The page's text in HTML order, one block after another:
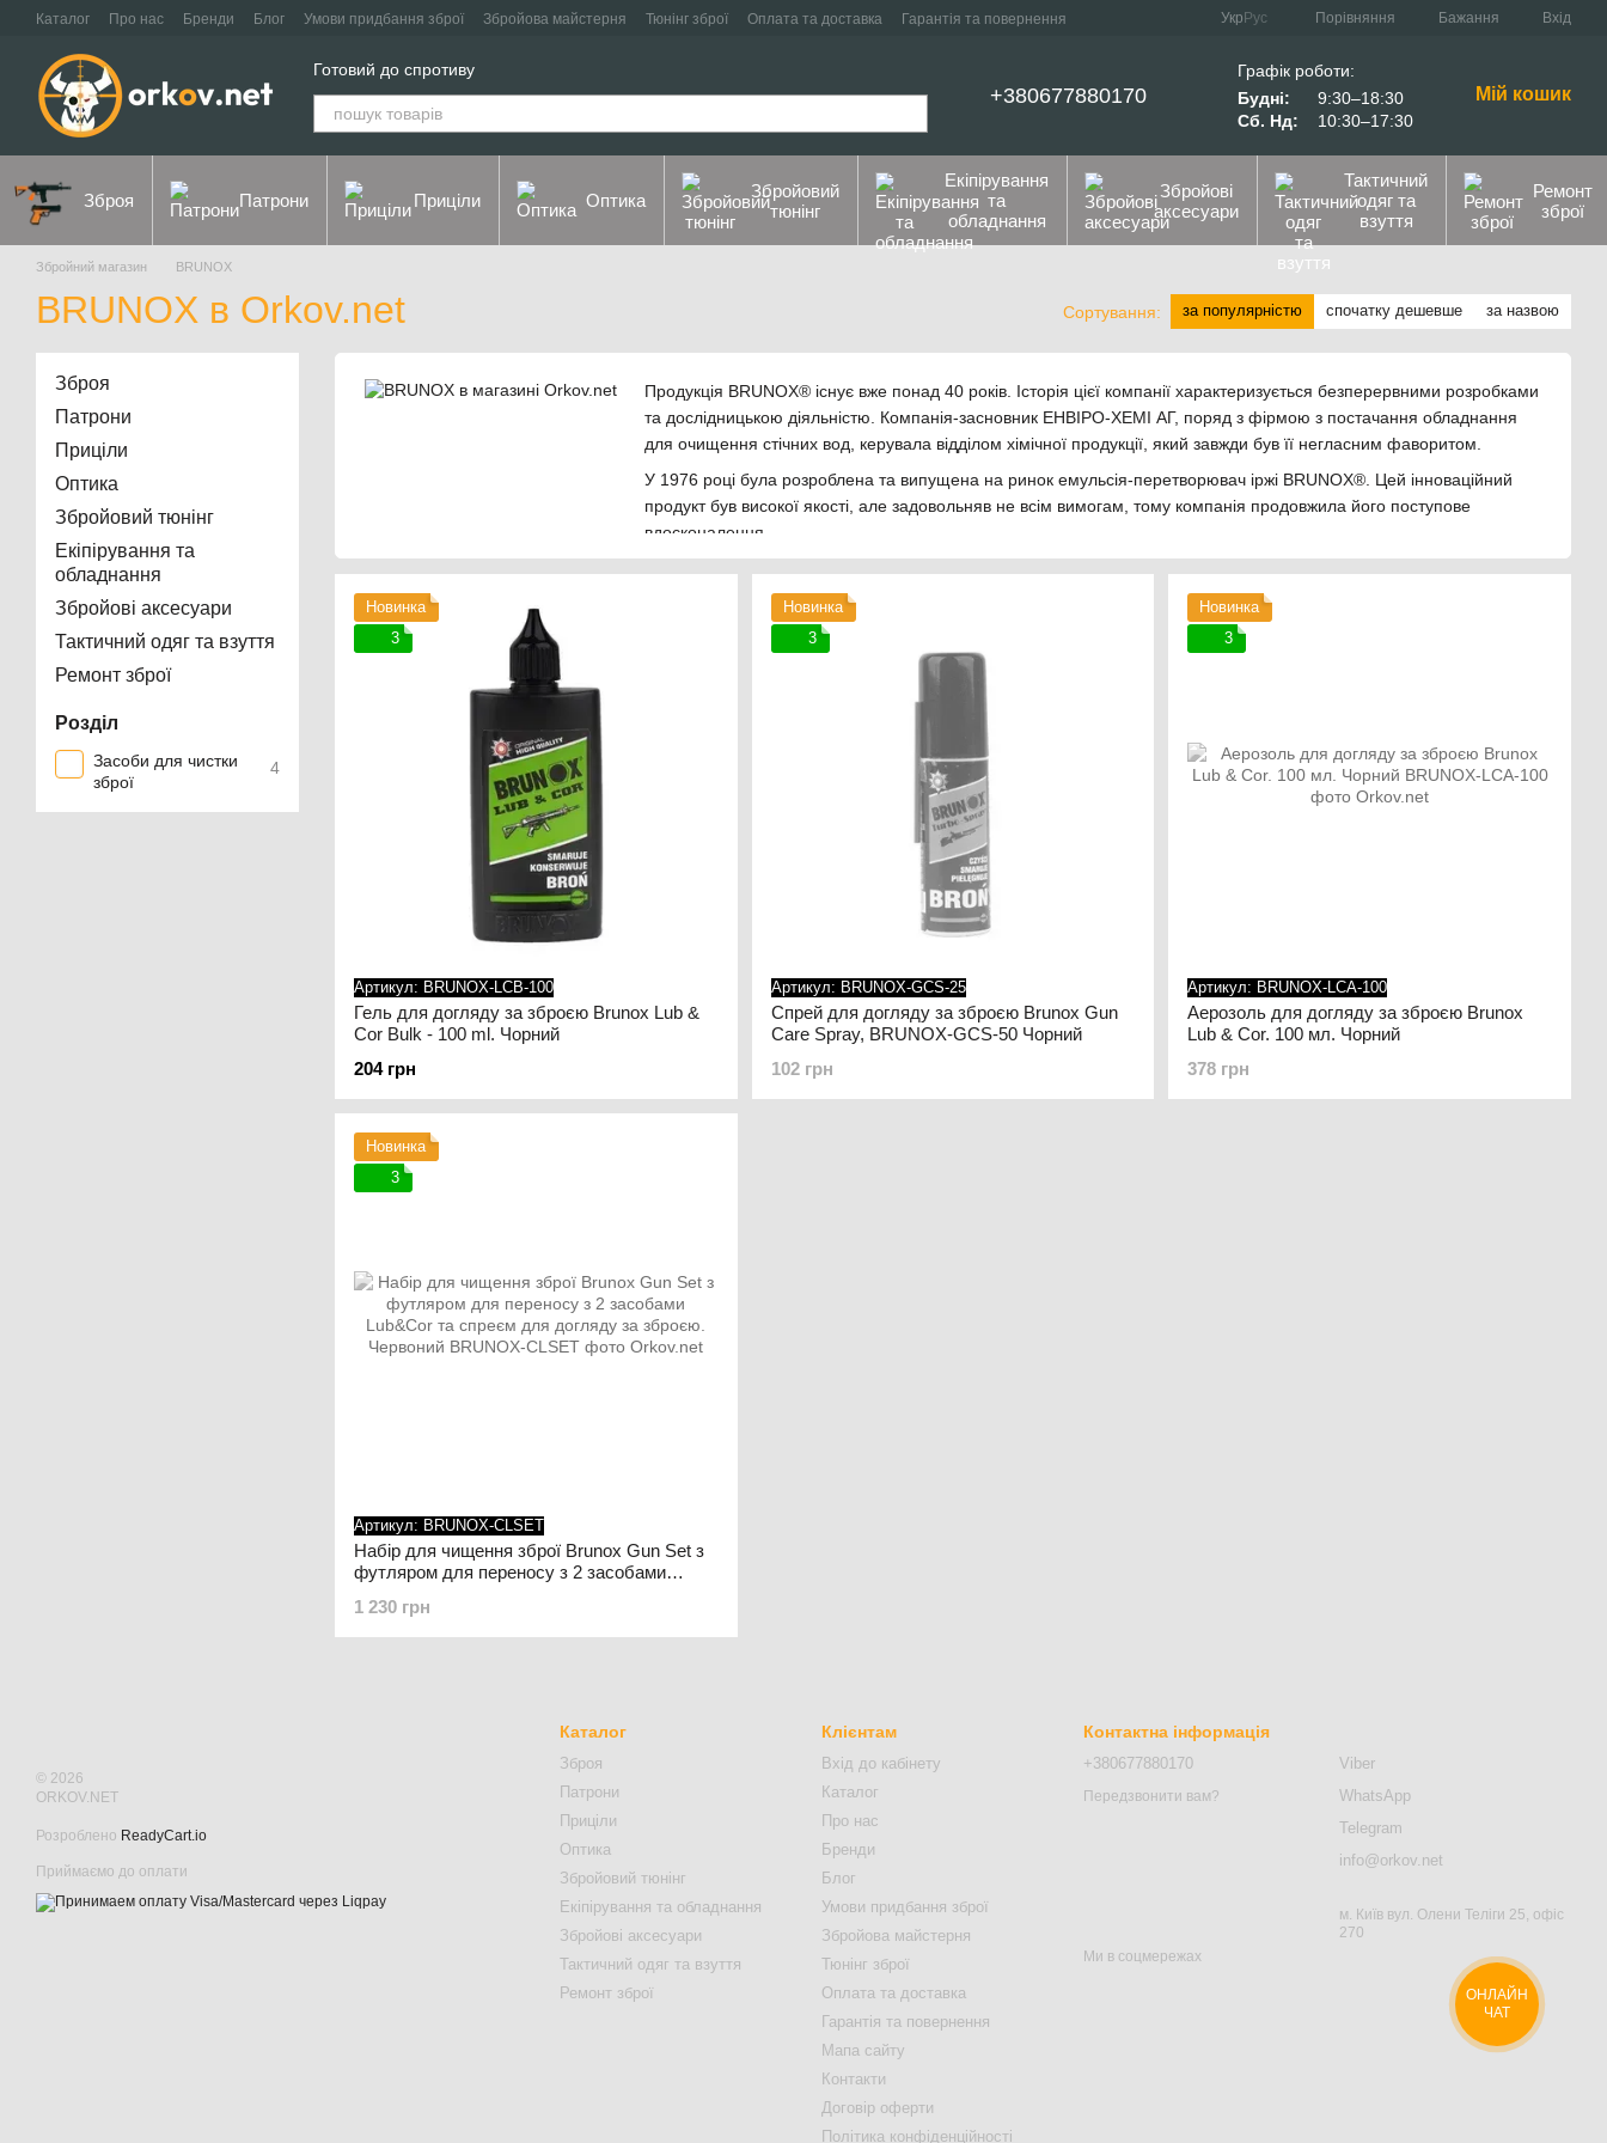
Перейти до основного контенту
Каталог Про нас Бренди Блог Умови придбання зброї Збройова майстерня Тюнінг зброї Оплата та доставка
Гарантія та повернення
Укр Рус Порівняння Бажання Вхід
Готовий до спротиву
+380677880170
Графік роботи:
Будні:
9:30–18:30
Сб. Нд:
10:30–17:30
Мій кошик
Зброя Патрони Приціли Оптика
Збройовий
тюнінг
Екіпірування
та
обладнання
Збройові
аксесуари
Тактичний
одяг та
взуття
Ремонт
зброї
Збройний магазин BRUNOX
BRUNOX в Orkov.net Сортування: за популярністю спочатку дешевше за назвою
Продукція BRUNOX® існує вже понад 40 років. Історія цієї компанії характеризується безперервними розробками
та дослідницькою діяльністю. Компанія-засновник ЕНВІРО-ХЕМІ АГ, поряд з фірмою з постачання обладнання
для очищення стічних вод, керувала відділом хімічної продукції, який завжди був її негласним фаворитом.
У 1976 році була розроблена та випущена на ринок емульсія-перетворювач іржі BRUNOX®. Цей інноваційний
продукт був високої якості, але задовольняв не всім вимогам, тому компанія продовжила його поступове
вдосконалення.
представити абсолютну новинку — свій перший, запатентований у Європі продукт, перетворювач іржі та
епоксидний ґрунт у зручному аерозольному балончику. Це стало початком для марки BRUNOX® Epoxy®.
У 1994 році спеціально для продукції BRUNOX® було створено акціонерне товариство - BRUNOX АГ, що
знаходиться в Ешенбаху, Санкт-Галлен.
до якої входять марки BRUNOX Turbo-Spray, BRUNOX LUB & COR і BRUNOX IX-100.
У 1996 році було засновано компанію BRUNOX® Korrosionsschutz ГмбХ в Інгольштадті, Німеччина.
У 1999 році асортимент продукції був доповнений засобом догляду за ножами BRUNOX® Lubri-Food®.
У наступні роки і до сьогодні на ринку було представлено нову продукцію для велосипедів, а також засоби для
За минулі роки продукція BRUNOX за рахунок своєї якості застосовується багатьма компаніями. Ось лише деякі з
Сьогодні продукція BRUNOX® експортується у більш ніж 50 країн, за продаж відповідає активна та
клієнтоорієнтована команда, а сам продукт займає більш ніж заслужене місце на світовому ринку.
Новинка
3
Артикул: BRUNOX-LCB-100
Гель для догляду за зброєю Brunox Lub &
Cor Bulk - 100 ml. Чорний
204 грн
Новинка
3
Артикул: BRUNOX-GCS-25
Спрей для догляду за зброєю Brunox Gun
Care Spray, BRUNOX-GCS-50 Чорний
102 грн
Новинка
3
Артикул: BRUNOX-LCA-100
Аерозоль для догляду за зброєю Brunox
Lub & Cor. 100 мл. Чорний
378 грн
Новинка
3
Артикул: BRUNOX-CLSET
Набір для чищення зброї Brunox Gun Set з
футляром для переносу з 2 засобами
Червоний
1 230 грн
Зброя
Патрони
Приціли
Оптика
Збройовий тюнінг
Екіпірування та
обладнання
Збройові аксесуари
Тактичний одяг та взуття
Ремонт зброї
Розділ
Засоби для чистки
зброї
4
© 2026
ORKOV.NET
Розроблено ReadyCart.io
Приймаємо до оплати
Каталог
Зброя
Патрони
Приціли
Оптика
Збройовий тюнінг
Екіпірування та обладнання
Збройові аксесуари
Тактичний одяг та взуття
Ремонт зброї
Клієнтам
Вхід до кабінету
Каталог
Про нас
Бренди
Блог
Умови придбання зброї
Збройова майстерня
Тюнінг зброї
Оплата та доставка
Гарантія та повернення
Мапа сайту
Контакти
Договір оферти
Політика конфіденційності
Контактна інформація
+380677880170
Передзвонити вам?
Viber
WhatsApp
Telegram
info@orkov.net
м. Київ вул. Олени Теліги 25, офіс
270
Ми в соцмережах
ОНЛАЙН
ЧАТ